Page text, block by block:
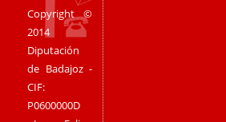
Copyright ©
2014
Diputación
de Badajoz -
CIF:
P0600000D